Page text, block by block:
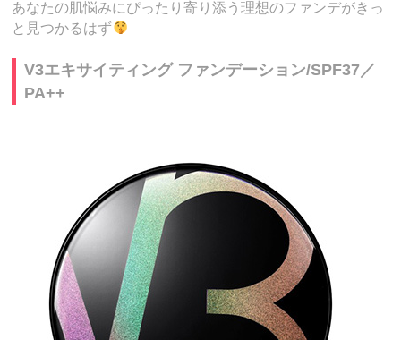
あなたの肌悩みにぴったり寄り添う理想のファンデがきっ
と見つかるはず
V3エキサイティング ファンデーション/SPF37／
PA++